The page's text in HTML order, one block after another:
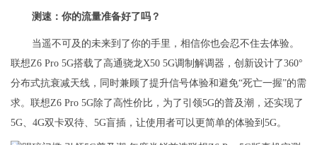
测速：你的流量准备好了吗？
当遥不可及的未来到了你的手里，相信你也会忍不住去体验。
联想Z6 Pro 5G搭载了高通骁龙X50 5G调制解调器，创新设计了360°
分布式抗衰减天线，同时兼顾了提升信号体验和避免“死亡一握”的需
求。联想Z6 Pro 5G除了高性价比，为了引领5G的普及潮，还实现了
5G、4G双卡双待、5G盲插，让使用者可以更简单的体验到5G。